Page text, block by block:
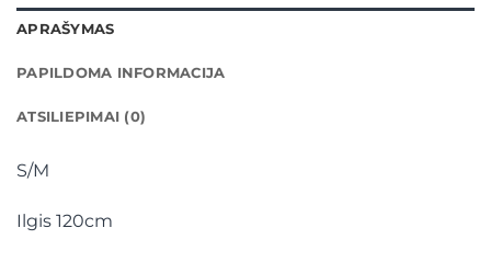
APRAŠYMAS
PAPILDOMA INFORMACIJA
ATSILIEPIMAI (0)
S/M
Ilgis 120cm